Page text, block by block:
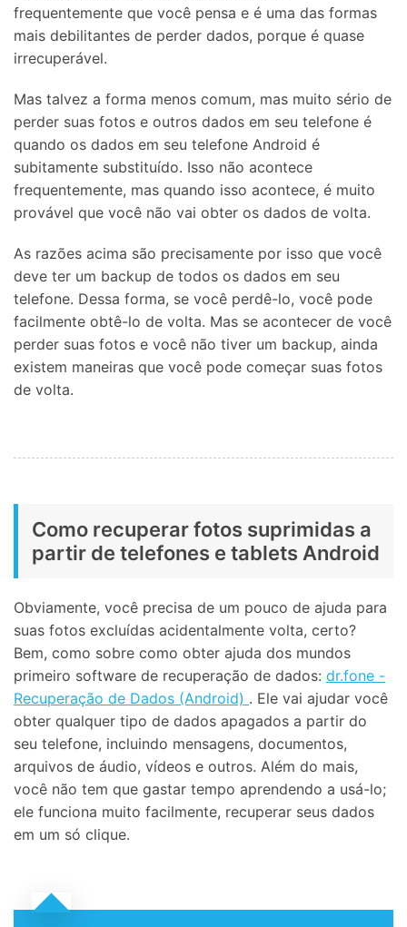
frequentemente que você pensa e é uma das formas
mais debilitantes de perder dados, porque é quase
irrecuperável.
Mas talvez a forma menos comum, mas muito sério de
perder suas fotos e outros dados em seu telefone é
quando os dados em seu telefone Android é
subitamente substituído. Isso não acontece
frequentemente, mas quando isso acontece, é muito
provável que você não vai obter os dados de volta.
As razões acima são precisamente por isso que você
deve ter um backup de todos os dados em seu
telefone. Dessa forma, se você perdê-lo, você pode
facilmente obtê-lo de volta. Mas se acontecer de você
perder suas fotos e você não tiver um backup, ainda
existem maneiras que você pode começar suas fotos
de volta.
Como recuperar fotos suprimidas a
partir de telefones e tablets Android
Obviamente, você precisa de um pouco de ajuda para
suas fotos excluídas acidentalmente volta, certo?
Bem, como sobre como obter ajuda dos mundos
primeiro software de recuperação de dados: dr.fone -
Recuperação de Dados (Android) . Ele vai ajudar você
obter qualquer tipo de dados apagados a partir do
seu telefone, incluindo mensagens, documentos,
arquivos de áudio, vídeos e outros. Além do mais,
você não tem que gastar tempo aprendendo a usá-lo;
ele funciona muito facilmente, recuperar seus dados
em um só clique.